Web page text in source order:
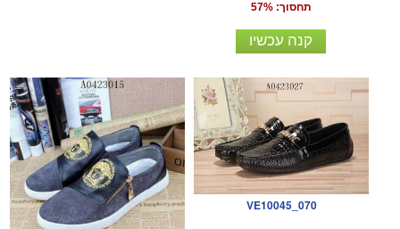
תחסוך: 57%
קנה עכשיו
VE10045_070